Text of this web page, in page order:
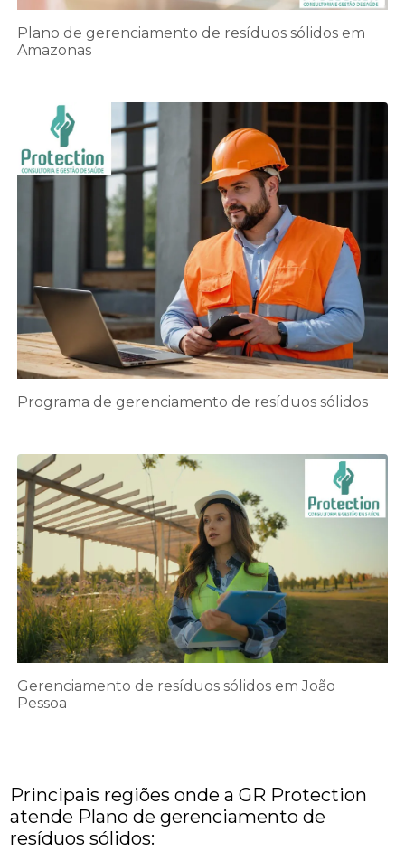
Plano de gerenciamento de resíduos sólidos em
Amazonas
Programa de gerenciamento de resíduos sólidos
Gerenciamento de resíduos sólidos em João
Pessoa
Principais regiões onde a GR Protection
atende Plano de gerenciamento de
resíduos sólidos: